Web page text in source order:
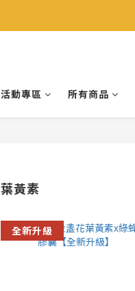
活動專區 所有商品
葉黃素
全新升級